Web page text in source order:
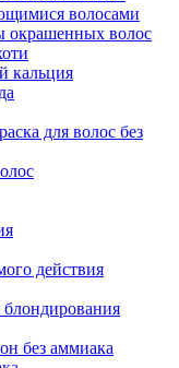
волосами
окрашенных волос
кальция
для волос без
действия
без аммиака